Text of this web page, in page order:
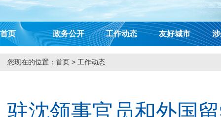
首页 政务公开 工作动态 友好城市
您现在的位置： 首页 > 工作动态
驻沈领事官员和外国